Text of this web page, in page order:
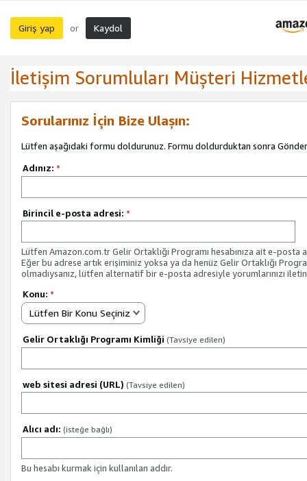
Giriş yap or Kaydol
İletişim Sorumluları Müşteri
Sorularınız İçin Bize Ulaşın:
Lütfen aşağıdaki formu doldurunuz. Formu doldurduktan sonra Gönder
Adınız: *
Birincil e-posta adresi: *
Lütfen Amazon.com.tr Gelir Ortaklığı Programı hesabınıza ait e-posta
Eğer bu adrese artık erişiminiz yoksa ya da henüz Gelir Ortaklığı
olmadıysanız, lütfen alternatif bir e-posta adresiyle yorumlarınızı
Konu: *
Lütfen Bir Konu Seçiniz
Gelir Ortaklığı Programı Kimliği (Tavsiye edilen)
web sitesi adresi (URL) (Tavsiye edilen)
Alıcı adı: (isteğe bağlı)
Bu hesabı kurmak için kullanılan addır.